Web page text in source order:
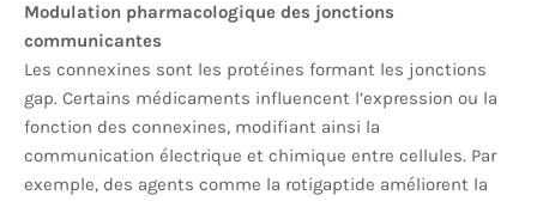
Modulation pharmacologique des jonctions
communicantes
Les connexines sont les protéines formant les jonctions
gap. Certains médicaments influencent l’expression ou la
fonction des connexines, modifiant ainsi la
communication électrique et chimique entre cellules. Par
exemple, des agents comme la rotigaptide améliorent la